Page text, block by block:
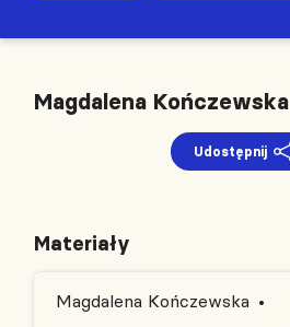
Magdalena Kończewska
Udostępnij
Materiały
Magdalena Kończewska